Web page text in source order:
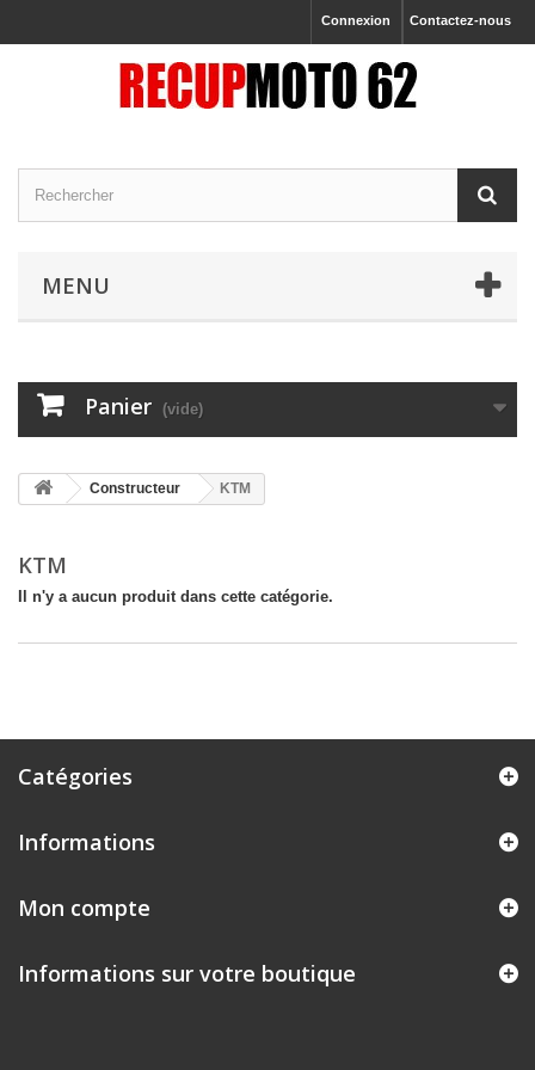
Contactez-nous
Connexion
MENU
Panier (vide)
Constructeur KTM
KTM
Il n'y a aucun produit dans cette catégorie.
Catégories
Informations
Mon compte
Informations sur votre boutique